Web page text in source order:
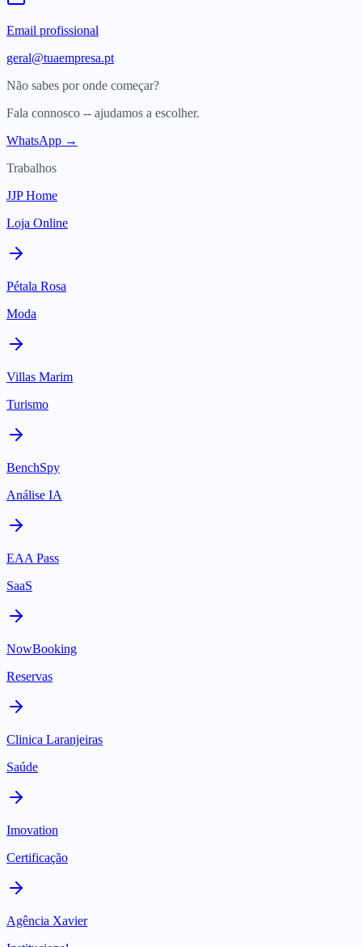
Email profissional
geral@tuaempresa.pt
Não sabes por onde começar?
Fala connosco -- ajudamos a escolher.
WhatsApp →
Trabalhos
JJP Home
Loja Online
Pétala Rosa
Moda
Villas Marim
Turismo
BenchSpy
Análise IA
EAA Pass
SaaS
NowBooking
Reservas
Clinica Laranjeiras
Saúde
Imovation
Certificação
Agência Xavier